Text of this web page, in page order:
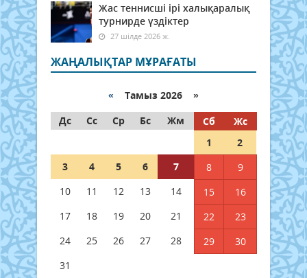
Жас теннисші ірі халықаралық
турнирде үздіктер
27 шілде 2026 ж.
ЖАҢАЛЫҚТАР МҰРАҒАТЫ
« Тамыз 2026 »
Дс
Сс Ср Бс Жм Сб
Жс
1
2
3
4 5 6 7 8
9
10
11 12 13 14 15
16
17
18 19 20 21 22
23
24
25 26 27 28 29
30
31